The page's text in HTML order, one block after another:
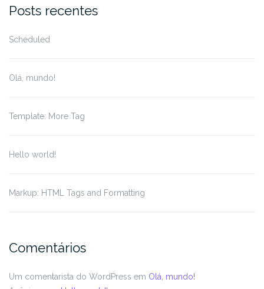
for:
Posts recentes
Scheduled
Olá, mundo!
Template: More Tag
Hello world!
Markup: HTML Tags and Formatting
Comentários
Um comentarista do WordPress em Olá, mundo!